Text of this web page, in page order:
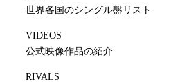
世界各国のシングル盤リスト
VIDEOS
公式映像作品の紹介
RIVALS